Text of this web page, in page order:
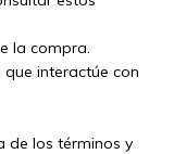
la compra.
interactúe con
de los términos y